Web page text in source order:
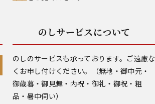
のしサービスについて
のしのサービスも承っております。ご遠慮な
くお申し付けください。（無地・御中元・
御歳暮・御見舞・内祝・御礼・御祝・粗
品・暑中伺い）